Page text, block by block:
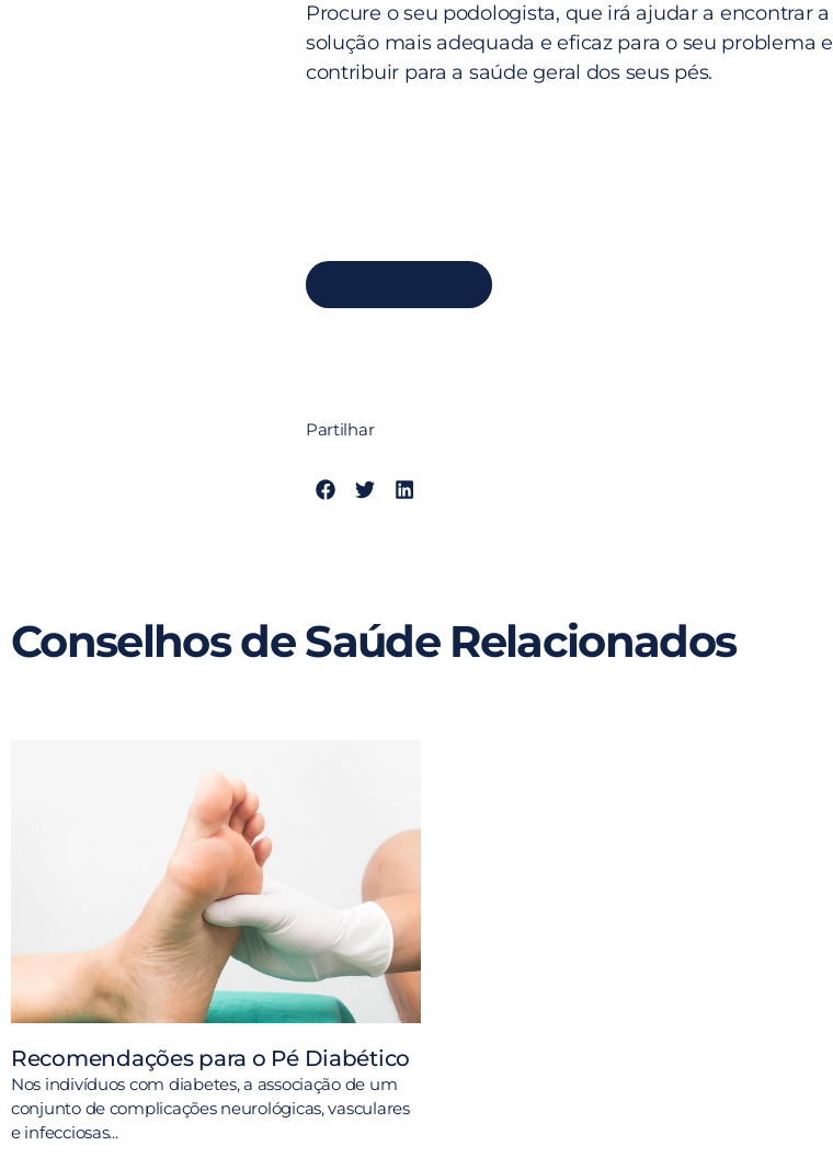
Procure o seu podologista, que irá ajudar a encontrar a
solução mais adequada e eficaz para o seu problema e
contribuir para a saúde geral dos seus pés.
Partilhar
Conselhos de Saúde Relacionados
Recomendações para o Pé Diabético
Nos indivíduos com diabetes, a associação de um
conjunto de complicações neurológicas, vasculares
e infecciosas...